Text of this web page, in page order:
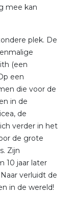
mee kan
plek. De
(een
een
die voor de
in de
de
verder in het
de grote
Zijn
10 jaar later
verluidt de
in de wereld!